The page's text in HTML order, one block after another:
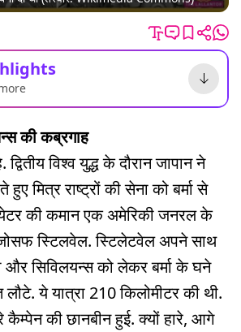
की कब्रगाह
विश्व युद्ध के दौरान जापान ने
मित्र राष्ट्रों की सेना को बर्मा से
की कमान एक अमेरिकी जनरल के
स्टिलवेल. स्टिलेटवेल अपने साथ
सिविलयन्स को लेकर बर्मा के घने
ये यात्रा 210 किलोमीटर की थी.
की छानबीन हुई. क्यों हारे, आगे